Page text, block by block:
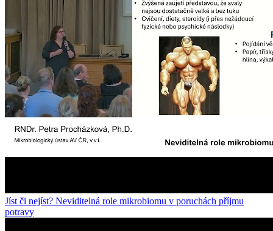
Jíst či nejíst? Neviditelná role mikrobiomu v poruchách příjmu
potravy